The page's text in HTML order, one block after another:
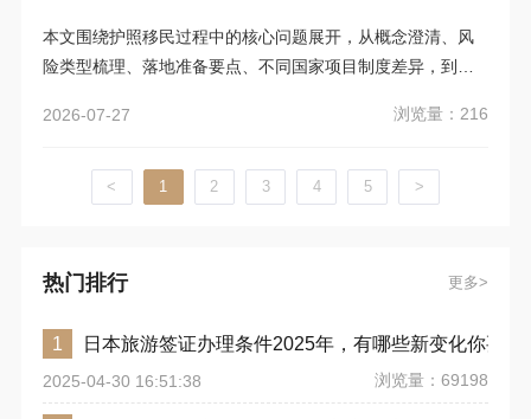
本文围绕护照移民过程中的核心问题展开，从概念澄清、风
险类型梳理、落地准备要点、不同国家项目制度差异，到决
的各类问题，为有意向的人群提供清晰的实操指引。
2026-07-27 浏览量：216
< 1 2 3 4 5 >
热门排行 更多
1 日本旅游签证办理条件2025年，有哪些新变化你要注
2025-04-30 16:51:38 浏览量：69198